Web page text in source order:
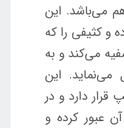
هم می‌باشد. این
و کثیفی را که
می‌کند و به
این
دارد و در
عبور کرده و